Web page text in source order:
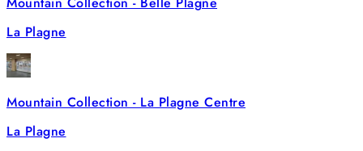
La Plagne
Mountain Collection - La Plagne Centre
La Plagne